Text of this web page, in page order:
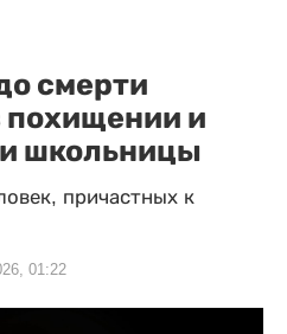
смерти
похищении и
школьницы
причастных к
01:22